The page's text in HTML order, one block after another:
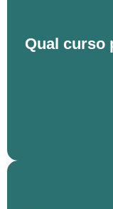
Qual curso